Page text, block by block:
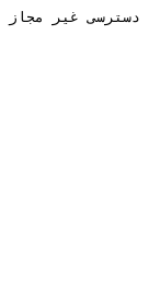
دسترسی غیر مجاز